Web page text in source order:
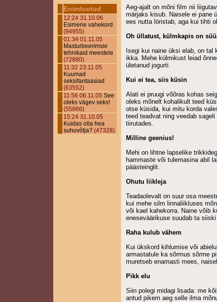
Enimloetud
12:24 31.10.06
Esimene vahekord
(94955)
01:34 01.11.05
Masturbeerimsie
tehnikaid meestele
(72880)
11:32 23.11.05
Kuumad
seksifantaasiad
(63552)
11:56 06.11.05 See
oleks vägev seks!
(55866)
15:24 31.10.05
Kuidas olla hea
suhuvõtja? (47328)
Aeg-ajalt on mõni film nii
märjaks kisub. Naisele ei pane
ees nutta löristab, aga kui tihti
Oh üllatust, külmkapis on
Isegi kui naine üksi elab, on
ikka. Mehe külmikust leiad
ületanud jogurti.
Kui ei tea, siis küsin
Alati ei pruugi võõras kohas
oleks mõnelt kohalikult teed
otse küsida, kui mitu korda
teed teadvat ning veedab
tiirutades.
Milline geenius!
Mehi on lihtne lapselike
hammaste või tulemasina abil
päästeinglit.
Ohutu liikleja
Teadaolevalt on suur osa
kui mehe silm linnaliikluses
või kael kahekorra. Naine võib
eneseväärikuse suudab ta
Raha kulub vähem
Kui ükskord kihlumise või
armastatule ka sõrmus sõrme
muretseb enamasti mees,
Pikk elu
Siin polegi midagi lisada: me
antud pikem aeg selle ilma